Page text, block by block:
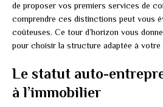
de proposer vos premiers services de
comprendre ces distinctions peut vous
coûteuses. Ce tour d’horizon vous
pour choisir la structure adaptée à votre
Le statut auto-
à l’immobilier